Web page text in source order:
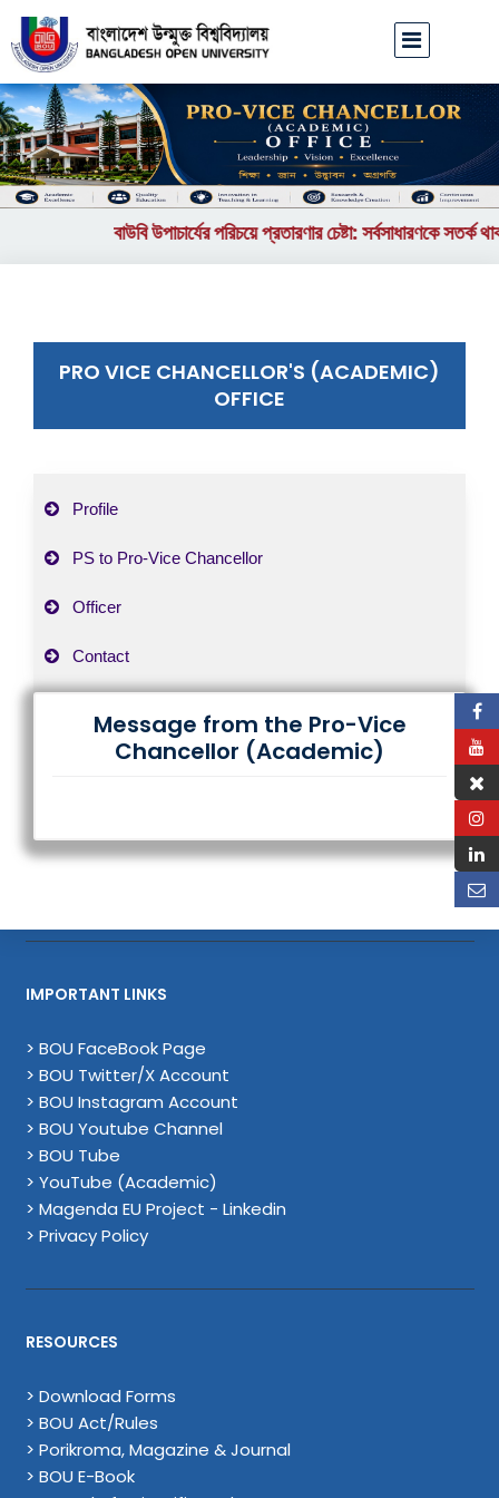
বাউবি উপাচার্যের পরিচয়ে প্রতারণার চেষ্টা: সর্বসাধারণকে সতর্ক
PRO VICE CHANCELLOR'S (ACADEMIC)
OFFICE
Profile
PS to Pro-Vice Chancellor
Officer
Contact
Message from the Pro-Vice
Chancellor (Academic)
IMPORTANT LINKS
> BOU FaceBook Page
> BOU Twitter/X Account
> BOU Instagram Account
> BOU Youtube Channel
> BOU Tube
> YouTube (Academic)
> Magenda EU Project - Linkedin
> Privacy Policy
RESOURCES
> Download Forms
> BOU Act/Rules
> Porikroma, Magazine & Journal
> BOU E-Book